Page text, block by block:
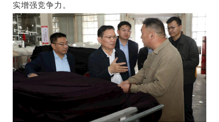
实增强竞争力。